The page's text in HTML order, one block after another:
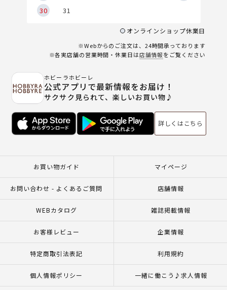
30
31
オンラインショップ休業日
※Webからのご注文は、24時間承っております
※各実店舗の営業時間・休業日は店舗情報をご覧ください
ホビーラホビーレ
公式アプリで最新情報をお届け！
サクサク見られて、楽しいお買い物♪
詳しくはこちら
お買い物ガイド マイページ
お問い合わせ - よくあるご質問 店舗情報
WEBカタログ 雑誌掲載情報
お客様レビュー 企業情報
特定商取引法表記 利用規約
個人情報ポリシー 一緒に働こう♪求人情報